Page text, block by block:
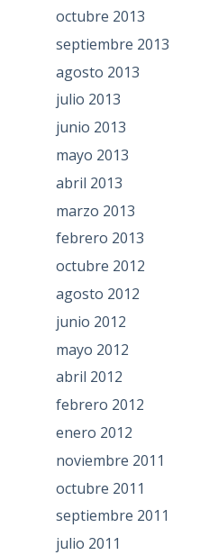
octubre 2013
septiembre 2013
agosto 2013
julio 2013
junio 2013
mayo 2013
abril 2013
marzo 2013
febrero 2013
octubre 2012
agosto 2012
junio 2012
mayo 2012
abril 2012
febrero 2012
enero 2012
noviembre 2011
octubre 2011
septiembre 2011
julio 2011